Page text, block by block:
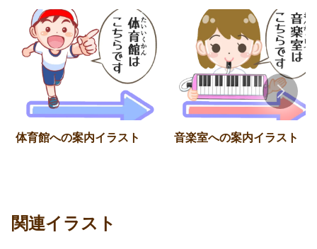
体育館への案内イラスト 音楽室への案内イラスト
関連イラスト